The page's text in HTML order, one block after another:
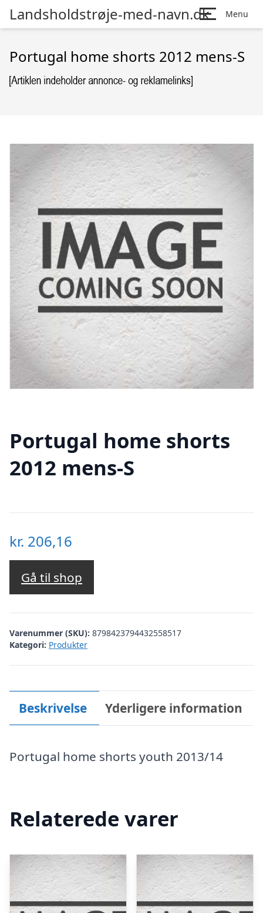
Landsholdstrøje-med-navn.dk Menu
Portugal home shorts 2012 mens-S
Portugal home shorts
2012 mens-S
kr. 206,16
Gå til shop
Varenummer (SKU): 8798423794432558517
Kategori: Produkter
Beskrivelse Yderligere information
Portugal home shorts youth 2013/14
Relaterede varer